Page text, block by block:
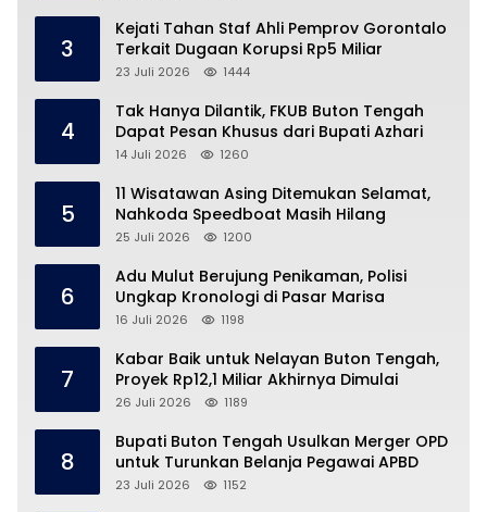
3
Kejati Tahan Staf Ahli Pemprov Gorontalo
Terkait Dugaan Korupsi Rp5 Miliar
23 Juli 2026 1444
4
Tak Hanya Dilantik, FKUB Buton Tengah
Dapat Pesan Khusus dari Bupati Azhari
14 Juli 2026 1260
5
11 Wisatawan Asing Ditemukan Selamat,
Nahkoda Speedboat Masih Hilang
25 Juli 2026 1200
6
Adu Mulut Berujung Penikaman, Polisi
Ungkap Kronologi di Pasar Marisa
16 Juli 2026 1198
7
Kabar Baik untuk Nelayan Buton Tengah,
Proyek Rp12,1 Miliar Akhirnya Dimulai
26 Juli 2026 1189
8
Bupati Buton Tengah Usulkan Merger OPD
untuk Turunkan Belanja Pegawai APBD
23 Juli 2026 1152